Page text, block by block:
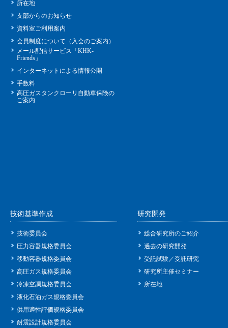
所在地
支部からのお知らせ
資料室ご利用案内
会員制度について（入会のご案内）
メール配信サービス「KHK-
Friends」
インターネットによる情報公開
手数料
高圧ガスタンクローリ自動車保険の
ご案内
技術基準作成
技術委員会
圧力容器規格委員会
移動容器規格委員会
高圧ガス規格委員会
冷凍空調規格委員会
液化石油ガス規格委員会
供用適性評価規格委員会
耐震設計規格委員会
研究開発
総合研究所のご紹介
過去の研究開発
受託試験／受託研究
研究所主催セミナー
所在地